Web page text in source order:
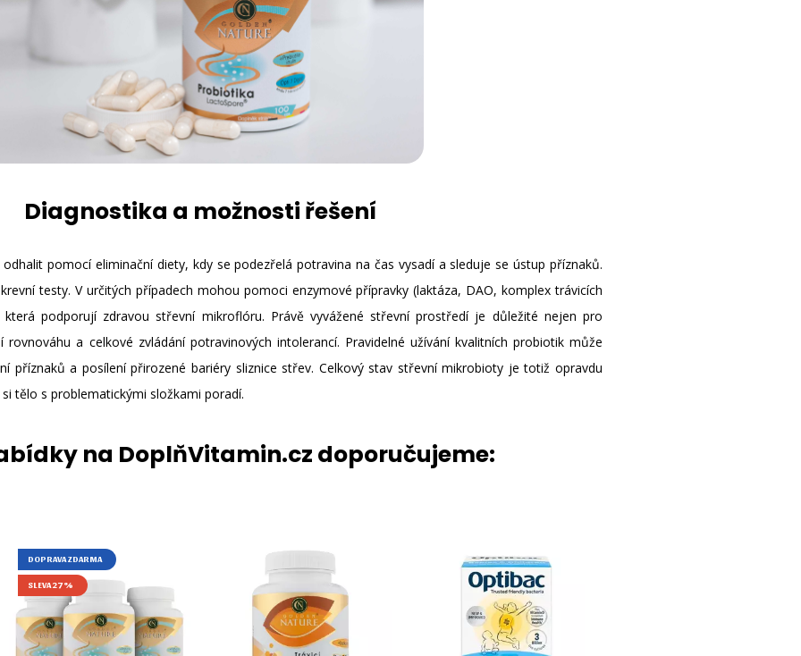
Diagnostika a možnosti řešení
pomocí eliminační diety, kdy se podezřelá potravina na čas vysadí a sleduje se ústup příznaků.
testy. V určitých případech mohou pomoci enzymové přípravky (laktáza, DAO, komplex trávicích
která podporují zdravou střevní mikroflóru. Právě vyvážené střevní prostředí je důležité nejen pro
a celkové zvládání potravinových intolerancí. Pravidelné užívání kvalitních probiotik může
příznaků a posílení přirozené bariéry sliznice střev. Celkový stav střevní mikrobioty je totiž opravdu
tělo s problematickými složkami poradí.
na DoplňVitamin.cz doporučujeme:
DOPRAVA ZDARMA
SLEVA 27%